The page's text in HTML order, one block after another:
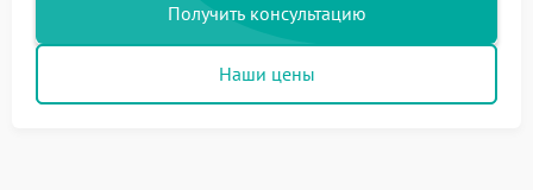
Получить консультацию
Наши цены